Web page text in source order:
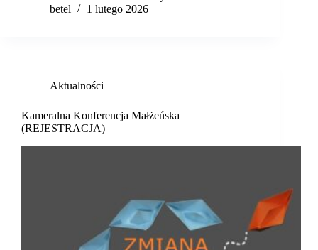
betel
1 lutego 2026
Aktualności
Kameralna Konferencja Małżeńska
(REJESTRACJA)